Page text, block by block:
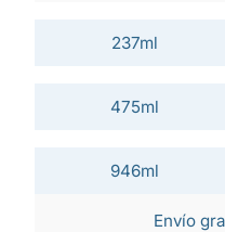
237ml
475ml
946ml
Envío